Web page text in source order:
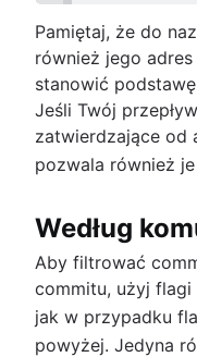
Pamiętaj, że do
również jego
stanowić
Jeśli Twój
zatwierdzające od
pozwala również
Według
Aby filtrować
commitu, użyj flagi
jak w przypadku
powyżej. Jedyna